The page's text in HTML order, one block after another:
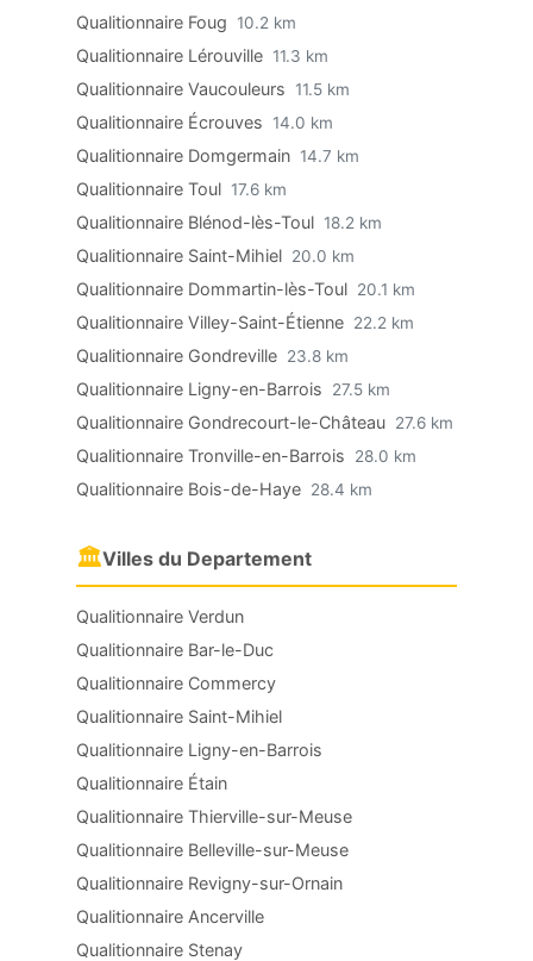
Qualitionnaire Foug 10.2 km
Qualitionnaire Lérouville 11.3 km
Qualitionnaire Vaucouleurs 11.5 km
Qualitionnaire Écrouves 14.0 km
Qualitionnaire Domgermain 14.7 km
Qualitionnaire Toul 17.6 km
Qualitionnaire Blénod-lès-Toul 18.2 km
Qualitionnaire Saint-Mihiel 20.0 km
Qualitionnaire Dommartin-lès-Toul 20.1 km
Qualitionnaire Villey-Saint-Étienne 22.2 km
Qualitionnaire Gondreville 23.8 km
Qualitionnaire Ligny-en-Barrois 27.5 km
Qualitionnaire Gondrecourt-le-Château 27.6 km
Qualitionnaire Tronville-en-Barrois 28.0 km
Qualitionnaire Bois-de-Haye 28.4 km
🏛Villes du Departement
Qualitionnaire Verdun
Qualitionnaire Bar-le-Duc
Qualitionnaire Commercy
Qualitionnaire Saint-Mihiel
Qualitionnaire Ligny-en-Barrois
Qualitionnaire Étain
Qualitionnaire Thierville-sur-Meuse
Qualitionnaire Belleville-sur-Meuse
Qualitionnaire Revigny-sur-Ornain
Qualitionnaire Ancerville
Qualitionnaire Stenay